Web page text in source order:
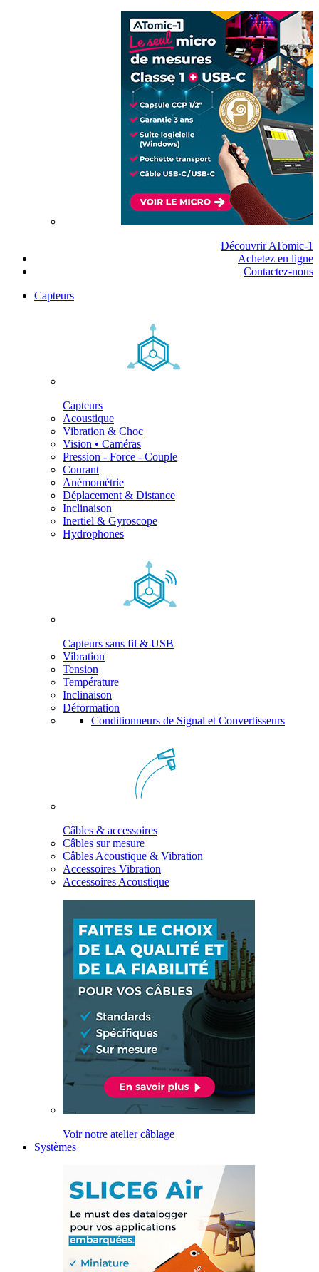
Découvrir ATomic-1
Achetez en ligne
Contactez-nous
Capteurs
Capteurs
Acoustique
Vibration & Choc
Vision • Caméras
Pression - Force - Couple
Courant
Anémométrie
Déplacement & Distance
Inclinaison
Inertiel & Gyroscope
Hydrophones
Capteurs sans fil & USB
Vibration
Tension
Température
Inclinaison
Déformation
Conditionneurs de Signal et Convertisseurs
Câbles & accessoires
Câbles sur mesure
Câbles Acoustique & Vibration
Accessoires Vibration
Accessoires Acoustique
Voir notre atelier câblage
Systèmes